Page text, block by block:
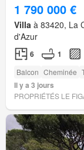
1 790 000 €
Villa à 83420, La
d'Azur
6 1
Balcon Cheminée
Il y a 3 jours